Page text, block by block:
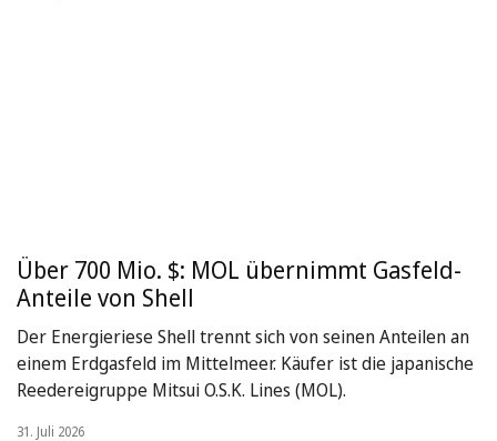
Über 700 Mio. $: MOL übernimmt Gasfeld-
Anteile von Shell
Der Energieriese Shell trennt sich von seinen Anteilen an
einem Erdgasfeld im Mittelmeer. Käufer ist die japanische
Reedereigruppe Mitsui O.S.K. Lines (MOL).
31. Juli 2026